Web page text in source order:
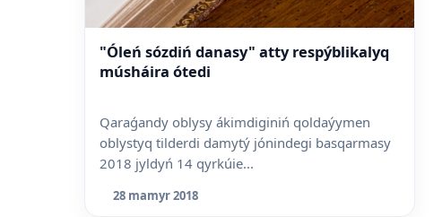
"Óleń sózdiń danasy" atty respýblikalyq
músháira ótedi
Qaraǵandy oblysy ákimdiginiń qoldaýymen
oblystyq tilderdi damytý jónindegi basqarmasy
2018 jyldyń 14 qyrkúie...
28 mamyr 2018